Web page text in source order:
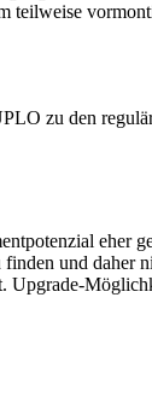
zu den
und